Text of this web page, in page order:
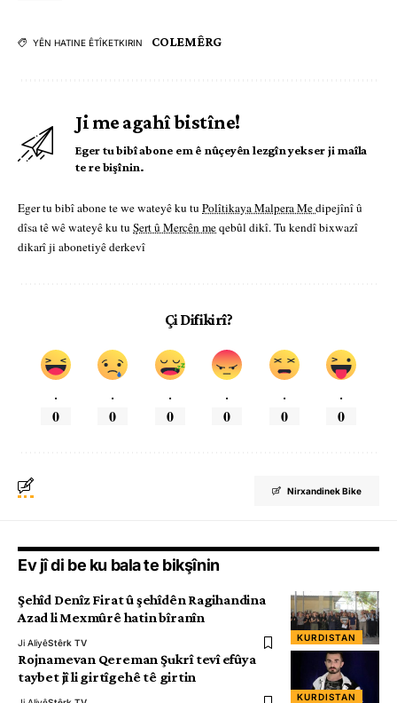
YÊN HATINE ÊTÎKETKIRIN COLEMÊRG
Ji me agahî bistîne!
Eger tu bibî abone em ê nûçeyên lezgîn yekser ji maîla
te re bişînin.
Eger tu bibî abone te we wateyê ku tu Polîtikaya Malpera Medipejînî û
dîsa tê wê wateyê ku tu Şert û Mercên meqebûl dikî. Tu kendî bixwazî
dikarî ji abonetiyê derkevî
Çi Difikirî?
.
0
.
0
.
0
.
0
.
0
.
0
Nirxandinek Bike
Ev jî di be ku bala te bikşînin
KURDISTAN
Şehîd Denîz Firat û şehîdên Ragihandina
Azad li Mexmûrê hatin bîranîn
Ji AliyêStêrk TV
KURDISTAN
Rojnamevan Qereman Şukrî tevî efûya
taybet jî li girtîgehê tê girtin